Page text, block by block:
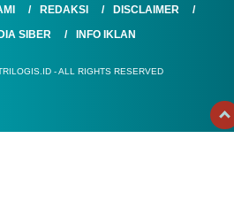
REDAKSI
DISCLAIMER
SIBER
INFO IKLAN
- ALL RIGHTS RESERVED